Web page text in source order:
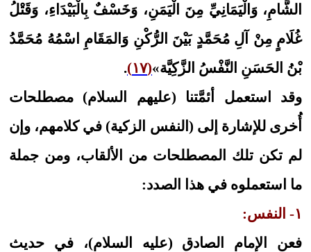
الشَّامِ‏، وَالْيَمَانِيِّ مِنَ الْيَمَنِ، وَخَسْفٌ بِالْبَيْدَاءِ، وَقَتْلُ
غُلَامٍ مِنْ آلِ مُحَمَّدٍ بَيْنَ الرُّكْنِ وَالمَقَامِ اسْمُهُ مُحَمَّدُ
بْنُ الحَسَنِ النَّفْسُ الزَّكِيَّة»(١٧)
.
وقد استعمل أئمَّتنا (عليهم السلام) مصطلحات
أُخرى للإشارة إلى (النفس الزكية) في كلامهم، وإن
لم تكن تلك المصطلحات من الألقاب، ومن جملة
ما استعملوه في هذا الصدد:
١- النفس:
فعن الإمام الصادق (عليه السلام)، في حديث